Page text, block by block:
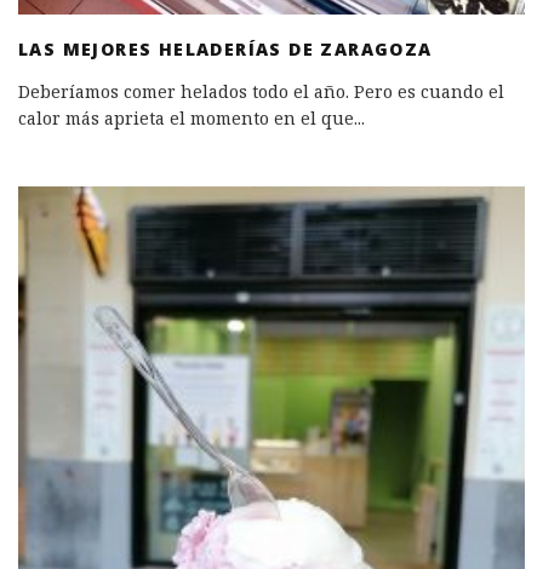
LAS MEJORES HELADERÍAS DE ZARAGOZA
Deberíamos comer helados todo el año. Pero es cuando el
calor más aprieta el momento en el que...